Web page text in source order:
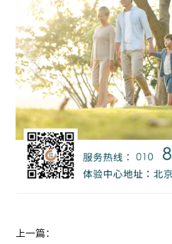
上一篇：